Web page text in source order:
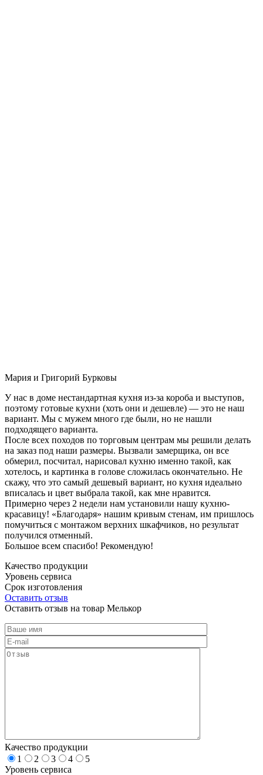
Мария и Григорий Бурковы
У нас в доме нестандартная кухня из-за короба и выступов,
поэтому готовые кухни (хоть они и дешевле) — это не наш
вариант. Мы с мужем много где были, но не нашли
подходящего варианта.
После всех походов по торговым центрам мы решили делать
на заказ под наши размеры. Вызвали замерщика, он все
обмерил, посчитал, нарисовал кухню именно такой, как
хотелось, и картинка в голове сложилась окончательно. Не
скажу, что это самый дешевый вариант, но кухня идеально
вписалась и цвет выбрала такой, как мне нравится.
Примерно через 2 недели нам установили нашу кухню-
красавицу! «Благодаря» нашим кривым стенам, им пришлось
помучиться с монтажом верхних шкафчиков, но результат
получился отменный.
Большое всем спасибо! Рекомендую!
Качество продукции
Уровень сервиса
Срок изготовления
Оставить отзыв
Оставить отзыв на товар Мелькор
Качество продукции
1
2 3 4
5
Уровень сервиса